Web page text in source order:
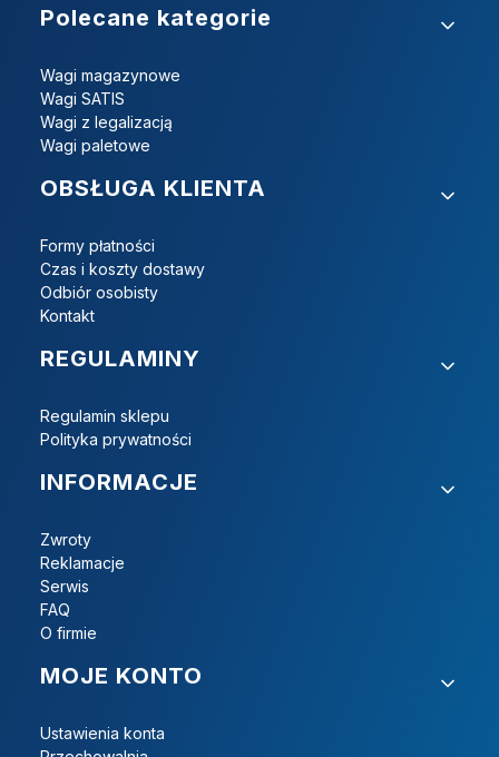
Linki w stopce
Polecane kategorie
Wagi magazynowe
Wagi SATIS
Wagi z legalizacją
Wagi paletowe
OBSŁUGA KLIENTA
Formy płatności
Czas i koszty dostawy
Odbiór osobisty
Kontakt
REGULAMINY
Regulamin sklepu
Polityka prywatności
INFORMACJE
Zwroty
Reklamacje
Serwis
FAQ
O firmie
MOJE KONTO
Ustawienia konta